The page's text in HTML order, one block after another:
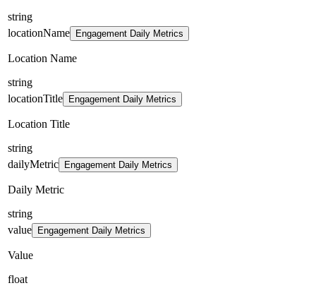
string
locationName
Engagement Daily Metrics
Location Name
string
locationTitle
Engagement Daily Metrics
Location Title
string
dailyMetric
Engagement Daily Metrics
Daily Metric
string
value
Engagement Daily Metrics
Value
float